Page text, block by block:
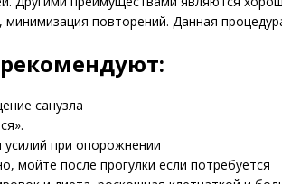
повторений. Данная
санузла
при опорожнении
мойте после прогулки если потребуется